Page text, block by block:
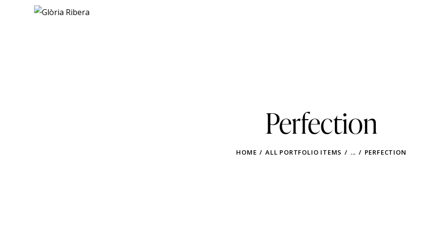
Perfection
HOME ALL PORTFOLIO ITEMS ... PERFECTION